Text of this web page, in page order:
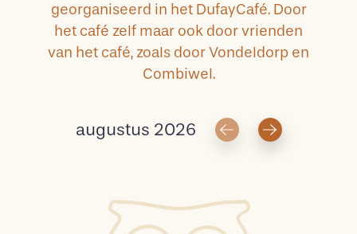
georganiseerd in het DufayCafé. Door
het café zelf maar ook door vrienden
van het café, zoals door Vondeldorp en
Combiwel.
augustus 2026